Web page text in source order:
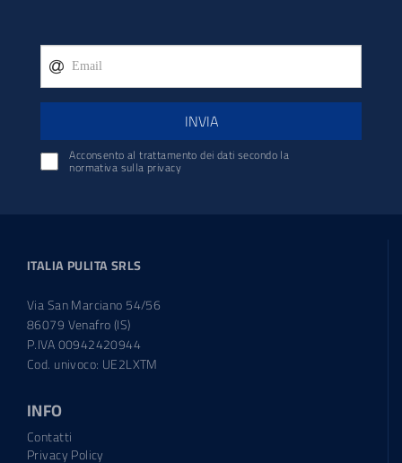
INVIA
Acconsento al trattamento dei dati secondo la
normativa sulla privacy
ITALIA PULITA SRLS
Via San Marciano 54/56
86079 Venafro (IS)
P.IVA 00942420944
Cod. univoco: UE2LXTM
INFO
Contatti
Privacy Policy